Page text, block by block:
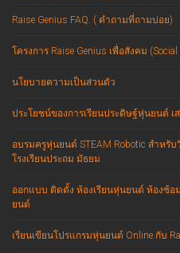
Raise Genius FAQ. ( คำถามที่ถามบ่อย)
โครงการ Raise Genius เพื่อสังคม (Social
นโยบายความเป็นส่วนตัว
ประโยชน์ของการเรียนประดิษฐ์หุ่นยนต์ เส
อบรมครูหุ่นยนต์ STEAM Robotic สำห
โรงเรียนประถม มัธยม
ออกแบบ ติดตั้ง ห้องเรียนหุ่นยนต์ ห้องซ้
ยนต์
เรียนเขียนโปรแกรมหุ่นยนต์ Online กับ